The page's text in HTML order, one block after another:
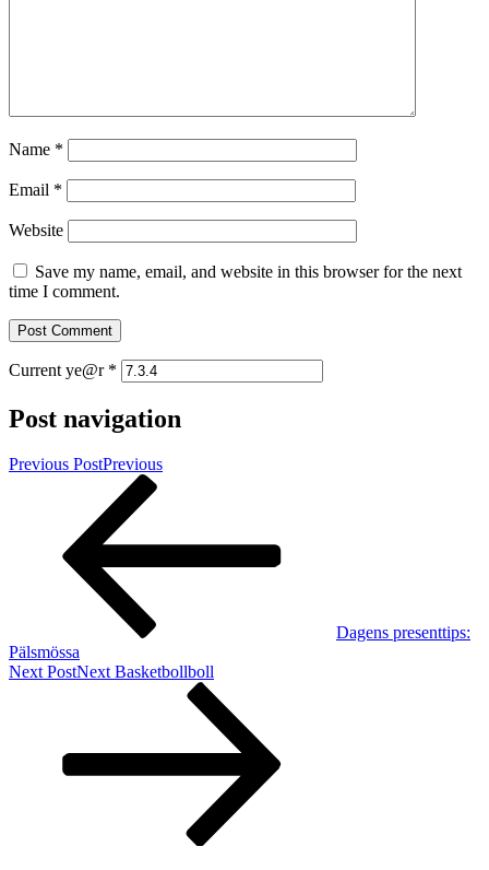
Name *
Email *
Website
Save my name, email, and website in this browser for the next
time I comment.
Current ye@r *
Post navigation
Previous PostPrevious
Dagens presenttips:
Pälsmössa
Next PostNext Basketbollboll